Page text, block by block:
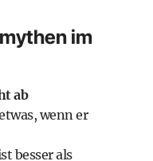
im
ab
wenn er
besser als